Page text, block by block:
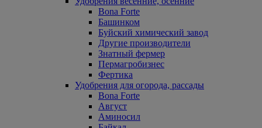
Bona Forte
Башинком
Буйский химический завод
Другие производители
Знатный фермер
Пермагробизнес
Фертика
Удобрения для огорода, рассады
Bona Forte
Август
Аминосил